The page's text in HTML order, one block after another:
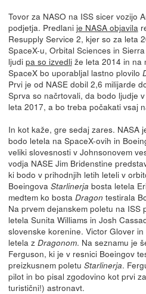
Tovor za NASO na ISS sicer vozijo
podjetja. Predlani je NASA objavila
Resupply Service 2, kjer so za leta
SpaceX-u, Orbital Sciences in
ljudi pa so izvedliže leta 2014 in na
SpaceX bo uporabljal lastno plovilo
Prvi je od NASE dobil 2,6 milijarde
Sprva so načrtovali, da bodo ljudje
leta 2017, a bo treba počakati vsaj
In kot kaže, gre sedaj zares. NASA
bodo letela na SpaceX-ovih in
veliki slovesnosti v Johnsonovem
vodja NASE Jim Bridenstine
ki bodo v prihodnjih letih leteli v
Boeingova Starlinerja bosta letela
medtem ko bosta Dragon testirala
Na prvem dejanskem poletu na ISS
letela Sunita Williams in Josh
slovenske korenine. Victor Glover
letela z Dragonom. Na seznamu je
Ferguson, ki je v resnici Boeingov
preizkusnem poletu Starlinerja.
pilot in bo pisal zgodovino kot prvi
turistični!) astronavt.